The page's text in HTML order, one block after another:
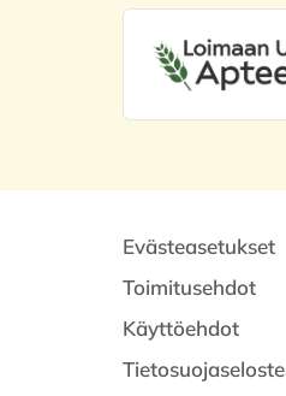
Evästeasetukset
Toimitusehdot
Käyttöehdot
Tietosuojaseloste